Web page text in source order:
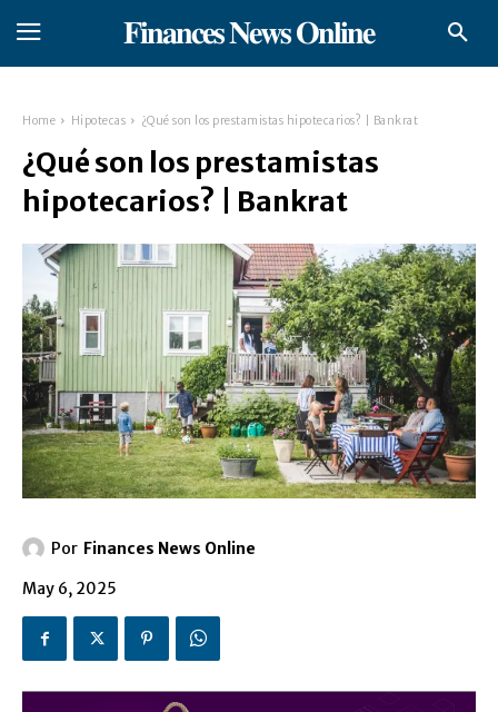
𝐅𝐢𝐧𝐚𝐧𝐜𝐞𝐬 𝐍𝐞𝐰𝐬 𝐎𝐧𝐥𝐢𝐧𝐞
Home Hipotecas ¿Qué son los prestamistas hipotecarios? | Bankrat
¿Qué son los prestamistas
hipotecarios? | Bankrat
Por Finances News Online
May 6, 2025